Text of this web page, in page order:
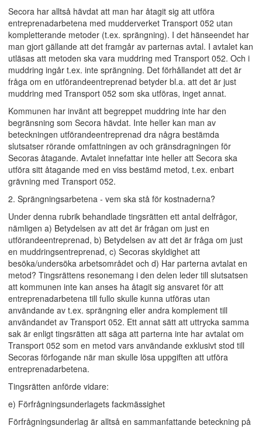
Secora har alltså hävdat att man har åtagit sig att utföra
entreprenadarbetena med mudderverket Transport 052 utan
kompletterande metoder (t.ex. sprängning). I det hänseendet har
man gjort gällande att det framgår av parternas avtal. I avtalet kan
utläsas att metoden ska vara muddring med Transport 052. Och i
muddring ingår t.ex. inte sprängning. Det förhållandet att det är
fråga om en utförandeentreprenad betyder bl.a. att det är just
muddring med Transport 052 som ska utföras, inget annat.
Kommunen har invänt att begreppet muddring inte har den
begränsning som Secora hävdat. Inte heller kan man av
beteckningen utförandeentreprenad dra några bestämda
slutsatser rörande omfattningen av och gränsdragningen för
Secoras åtagande. Avtalet innefattar inte heller att Secora ska
utföra sitt åtagande med en viss bestämd metod, t.ex. enbart
grävning med Transport 052.
2. Sprängningsarbetena - vem ska stå för kostnaderna?
Under denna rubrik behandlade tingsrätten ett antal delfrågor,
nämligen a) Betydelsen av att det är frågan om just en
utförandeentreprenad, b) Betydelsen av att det är fråga om just
en muddringsentreprenad, c) Secoras skyldighet att
besöka/undersöka arbetsområdet och d) Har parterna avtalat en
metod? Tingsrättens resonemang i den delen leder till slutsatsen
att kommunen inte kan anses ha åtagit sig ansvaret för att
entreprenadarbetena till fullo skulle kunna utföras utan
användande av t.ex. sprängning eller andra komplement till
användandet av Transport 052. Ett annat sätt att uttrycka samma
sak är enligt tingsrätten att säga att parterna inte har avtalat om
Transport 052 som en metod vars användande exklusivt stod till
Secoras förfogande när man skulle lösa uppgiften att utföra
entreprenadarbetena.
Tingsrätten anförde vidare:
e) Förfrågningsunderlagets fackmässighet
Förfrågningsunderlag är alltså en sammanfattande beteckning på